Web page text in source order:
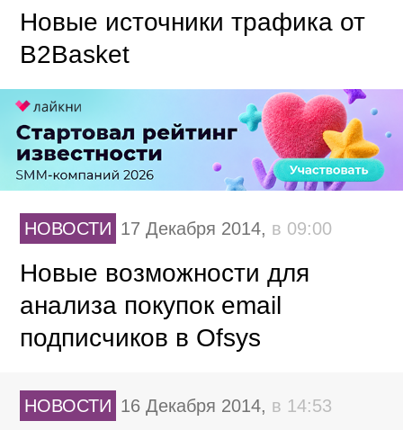
Новые источники трафика от
B2Basket
НОВОСТИ 17 Декабря 2014, в 09:00
Новые возможности для
анализа покупок email
подписчиков в Ofsys
НОВОСТИ 16 Декабря 2014, в 14:53